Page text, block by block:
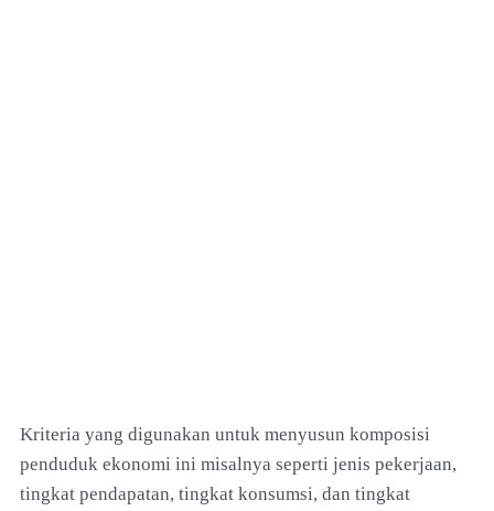
Kriteria yang digunakan untuk menyusun komposisi
penduduk ekonomi ini misalnya seperti jenis pekerjaan,
tingkat pendapatan, tingkat konsumsi, dan tingkat